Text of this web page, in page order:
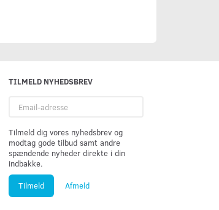
TILMELD NYHEDSBREV
adresse
Tilmeld dig vores nyhedsbrev og
modtag gode tilbud samt andre
spændende nyheder direkte i din
indbakke.
Tilmeld Afmeld